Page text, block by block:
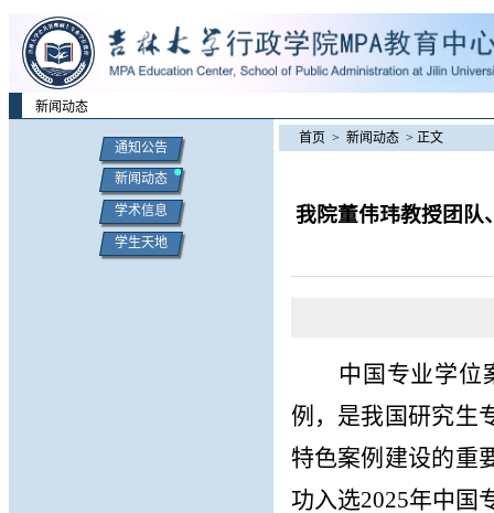
新闻动态
通知公告
新闻动态
学术信息
学生天地
首页 > 新闻动态 > 正文
我院董伟玮教授团队
中国专业学位
例， 是我国研究生
特色案例建设的重
功入选2025年中国